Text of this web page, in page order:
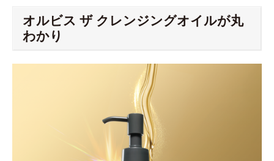
オルビス ザ クレンジングオイルが丸
わかり